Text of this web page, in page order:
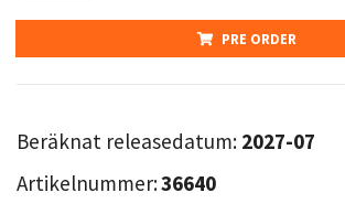
PRE ORDER
Beräknat releasedatum: 2027-07
Artikelnummer:36640